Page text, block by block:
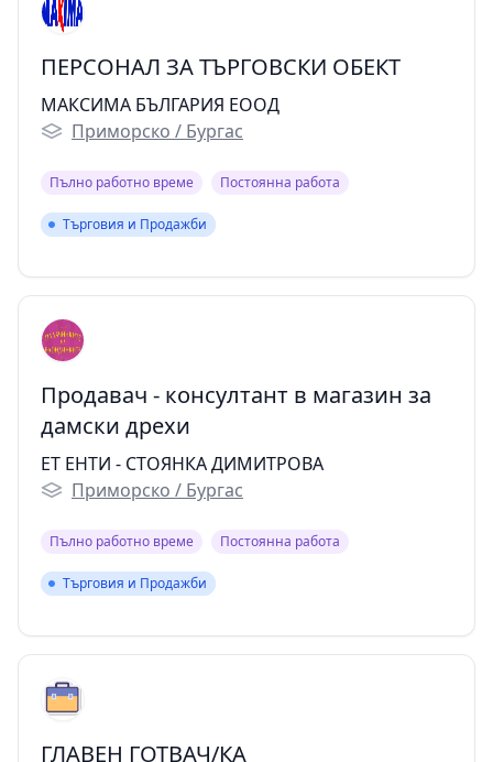
ПЕРСОНАЛ ЗА ТЪРГОВСКИ ОБЕКТ
МАКСИМА БЪЛГАРИЯ ЕООД
Приморско / Бургас
Пълно работно време Постоянна работа
Търговия и Продажби
Търговия и Продажби
Продавач - консултант в магазин за
дамски дрехи
ET ЕНТИ - СТОЯНКА ДИМИТРОВА
Приморско / Бургас
Пълно работно време Постоянна работа
Търговия и Продажби
Търговия и Продажби
ГЛАВЕН ГОТВАЧ/КА